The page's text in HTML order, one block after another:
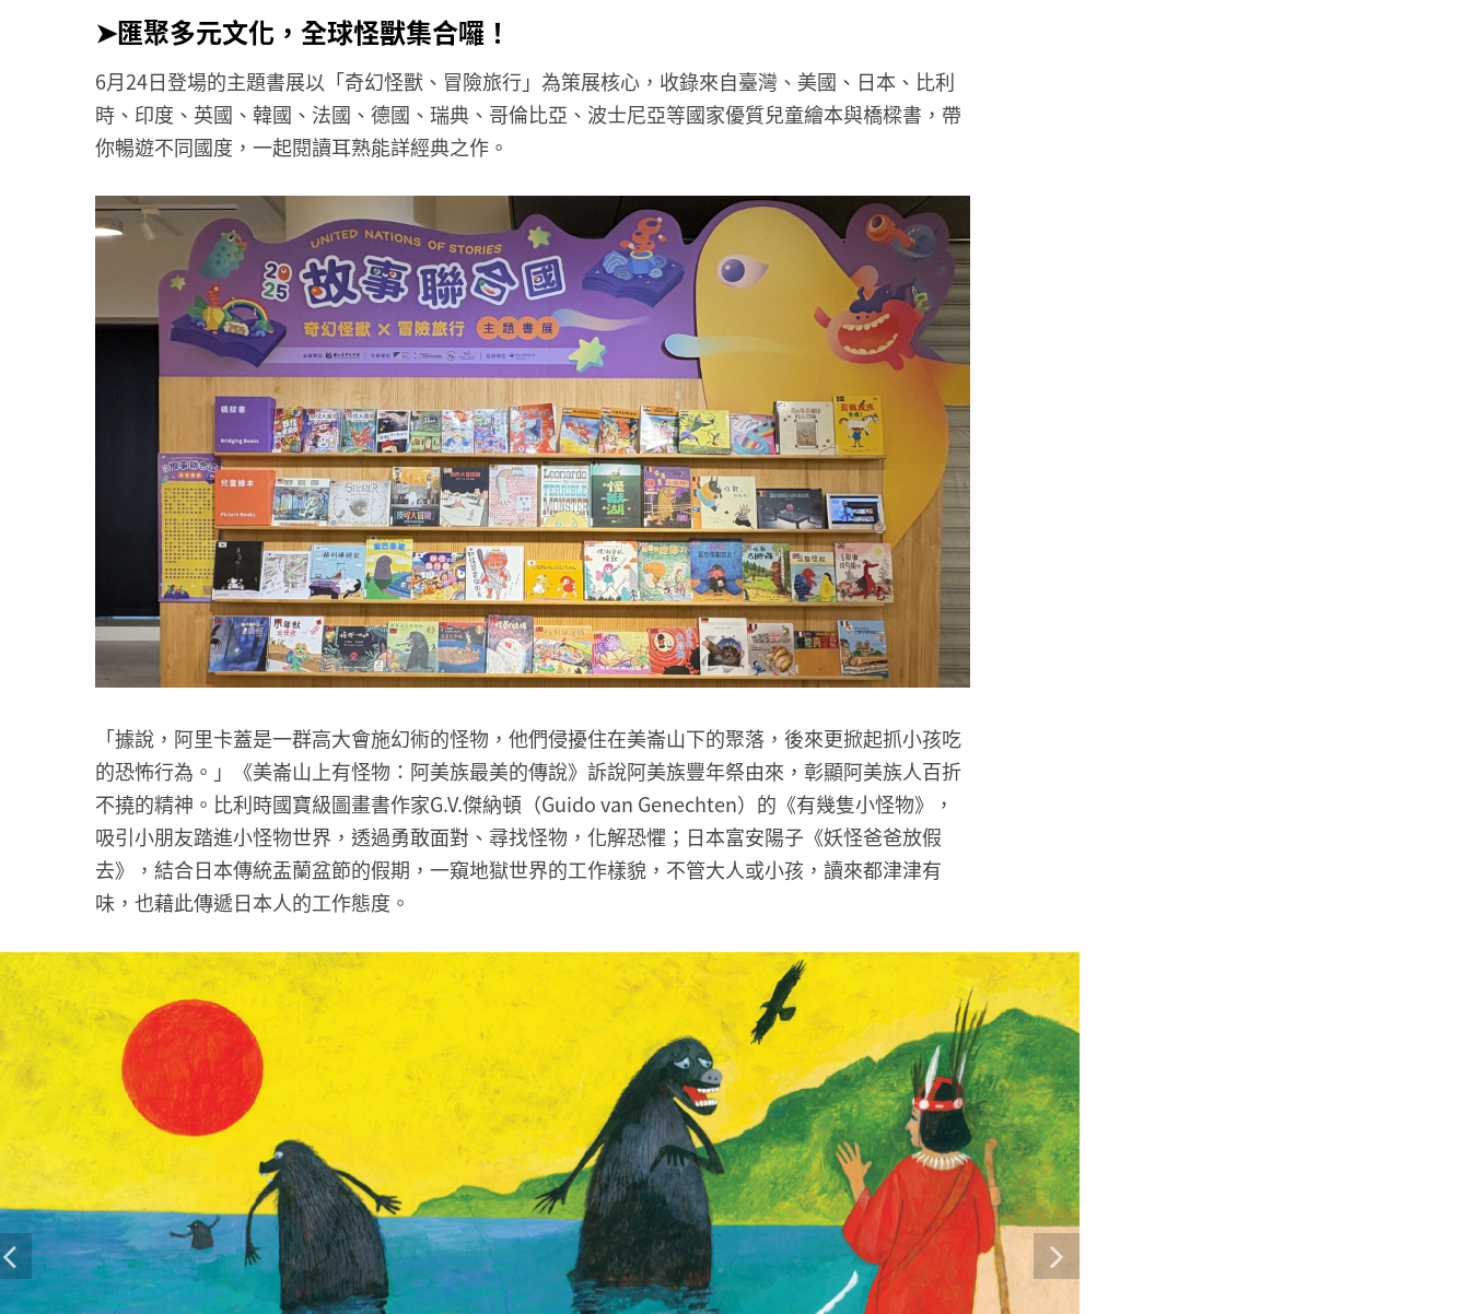
➤匯聚多元文化，全球怪獸集合囉！
6月24日登場的主題書展以「奇幻怪獸、冒險旅行」為策展核心，收錄來自臺灣、美國、日本、比利
時、印度、英國、韓國、法國、德國、瑞典、哥倫比亞、波士尼亞等國家優質兒童繪本與橋樑書，帶
你暢遊不同國度，一起閱讀耳熟能詳經典之作。
「據說，阿里卡蓋是一群高大會施幻術的怪物，他們侵擾住在美崙山下的聚落，後來更掀起抓小孩吃
的恐怖行為。」《美崙山上有怪物：阿美族最美的傳說》訴說阿美族豐年祭由來，彰顯阿美族人百折
不撓的精神。比利時國寶級圖畫書作家G.V.傑納頓（Guido van Genechten）的《有幾隻小怪物》，
吸引小朋友踏進小怪物世界，透過勇敢面對、尋找怪物，化解恐懼；日本富安陽子《妖怪爸爸放假
去》，結合日本傳統盂蘭盆節的假期，一窺地獄世界的工作樣貌，不管大人或小孩，讀來都津津有
味，也藉此傳遞日本人的工作態度。